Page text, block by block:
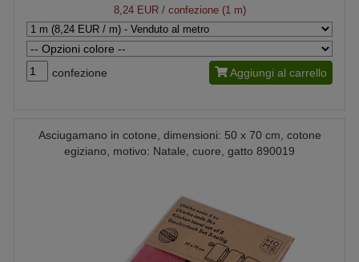
8,24 EUR/ confezione (1 m)
confezione Aggiungi al carrello
Asciugamano in cotone, dimensioni: 50 x 70 cm, cotone
egiziano, motivo: Natale, cuore, gatto 890019